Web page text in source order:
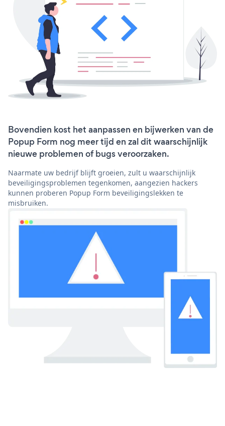
Bovendien kost het aanpassen en bijwerken van de
Popup Form nog meer tijd en zal dit waarschijnlijk
nieuwe problemen of bugs veroorzaken.
Naarmate uw bedrijf blijft groeien, zult u waarschijnlijk
beveiligingsproblemen tegenkomen, aangezien hackers
kunnen proberen Popup Form beveiligingslekken te
misbruiken.